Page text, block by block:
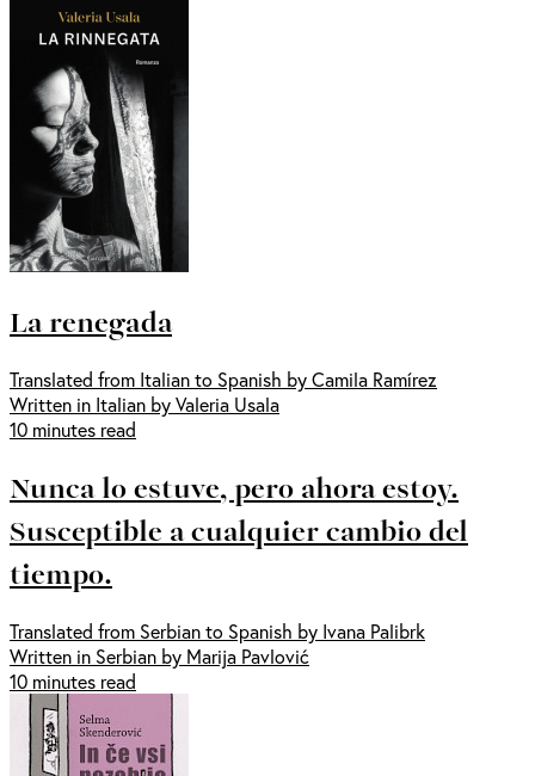
La renegada
Translated from Italian to Spanish by Camila Ramírez
Written in Italian by Valeria Usala
10 minutes read
Nunca lo estuve, pero ahora estoy.
Susceptible a cualquier cambio del
tiempo.
Translated from Serbian to Spanish by Ivana Palibrk
Written in Serbian by Marija Pavlović
10 minutes read